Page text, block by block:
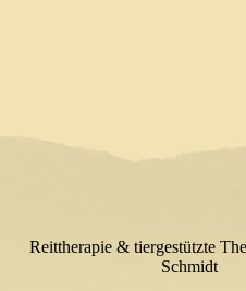
Reittherapie & tiergestützte
Schmidt